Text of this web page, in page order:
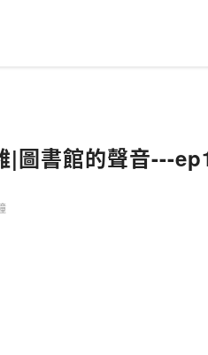
|圖書館的聲音---